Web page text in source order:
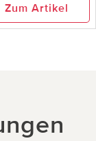
Zum Artikel